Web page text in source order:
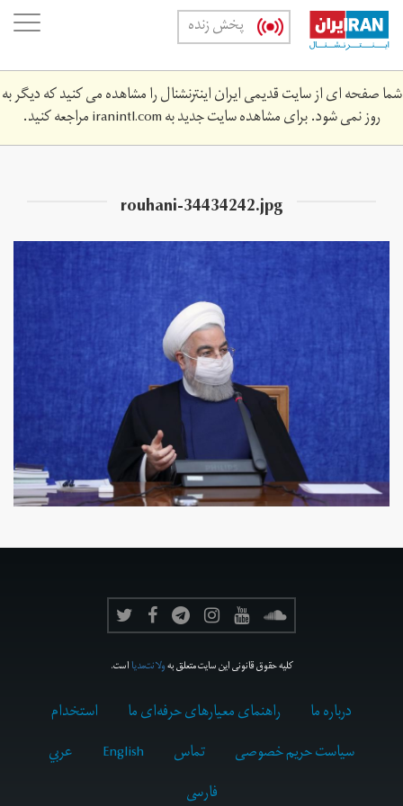
Skip
main
content
پخش زنده
شما صفحه ای از سایت قدیمی ایران اینترنشنال را مشاهده می کنید که دیگر به
روز نمی شود. برای مشاهده سایت جدید بهiranintl.comمراجعه کنید.
rouhani-34434242.jpg
کلیه حقوق قانونی این سایت متعلق بهولانت‌مدیااست.
درباره ما راهنمای معیارهای حرفه‌ای ما
استخدام
سیاست حریم خصوصی
تماس English
عربي
فارسى